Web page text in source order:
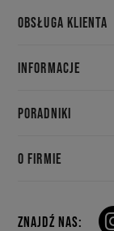
OBSŁUGA KLIENTA
INFORMACJE
PORADNIKI
O FIRMIE
ZNAJDŹ NAS: